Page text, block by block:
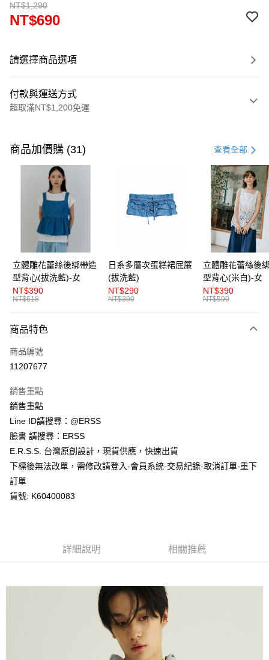
NT$1,290
NT$690
請選擇商品選項
付款與運送方式
超取滿NT$1,200免運
信用卡一次付款
超商取貨付款
LINE Pay
Apple Pay
街口支付
悠遊付
AFTEE先享後付
相關說明
便利好安心！
２．便利：只要手機號碼，簡訊認證，即可結帳。
３．安心：先確認商品／服務後，再付款。
【「AFTEE先享後付」結帳流程】
１．於結帳方式選擇「AFTEE先享後付」後，將跳轉至「AFTEE先享後付」
結帳頁面，進行簡訊認證並確認金額後，即可完成結帳。
２．訂單成立數日內，您將收到繳費通知簡訊。
ATM／網路銀行／等多元方式進行付款，方視為交易完成。
※ 請注意：結帳手續完成當下不需立刻繳費，但若您需要取消訂單，請聯絡
購買商品的店家。未經商家同意取消之訂單仍視為有效，需透過AFTEE先享
後付繳納相關費用。
※ 交易是否成功請以「AFTEE先享後付 」之結帳頁面顯示為準，若有關於
是否繳費成功／繳費後需取消欲退款等相關疑問，請聯繫「AFTEE先享後付
易，需依本服務之必要範圍內提供個人資料，並將交易相關給付款項請求債
３．未成年的使用者請事先徵得法定代理人或監護人之同意方可使用
「AFTEE先享後付」，若未經同意申辦者引起之損失，本公司不負相關責
４．使用「AFTEE先享後付」時，將依據個別帳號之用戶狀況，依本公司即
時審查核予不同之上限額度；若仍有額度不足之情形，本公司將視審查結果
５．嚴禁一人註冊多個帳號或使用他人資訊註冊。若發現惡意使用之情形，
運送方式
全家取貨付款
付款後全家取貨
每筆NT$80，滿NT$1,200(含以上)免運費
每筆NT$80，滿NT$1,200(含以上)免運費
付款後萊爾富取貨
每筆NT$80，滿NT$1,200(含以上)免運費
每筆NT$80，滿NT$1,200(含以上)免運費
商品加價購 (31) 查看全部
立體雕花蕾絲後綁帶造
型背心(拔洗藍)-女
NT$390
NT$618
日系多層次蛋糕裙屁簾
(拔洗藍)
NT$290
NT$390
立體雕花蕾絲後
型背心(米白)-女
NT$390
NT$590
商品特色
商品編號
11207677
銷售重點
銷售重點
Line ID請搜尋：@ERSS
臉書 請搜尋：ERSS
E.R.S.S. 台灣原創設計，現貨供應，快速出貨
下標後無法改單，需修改請登入-會員系統-交易紀錄-取消訂單-重下
訂單
貨號: K60400083
詳細說明 相關推薦